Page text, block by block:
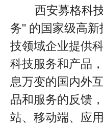
西安募格科技
务" 的国家级高
技领域企业提供
科技服务和产品
息万变的国内外
品和服务的反馈
站、移动端、应